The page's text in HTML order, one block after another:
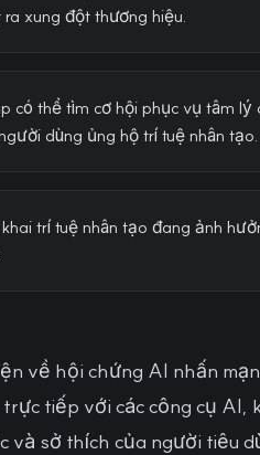
ra xung đột thương hiệu.
có thể tìm cơ hội phục vụ tâm
dùng ủng hộ trí tuệ nhân tạo.
trí tuệ nhân tạo đang ảnh
về hội chứng AI nhấn
tiếp với các công cụ
và sở thích của người tiêu